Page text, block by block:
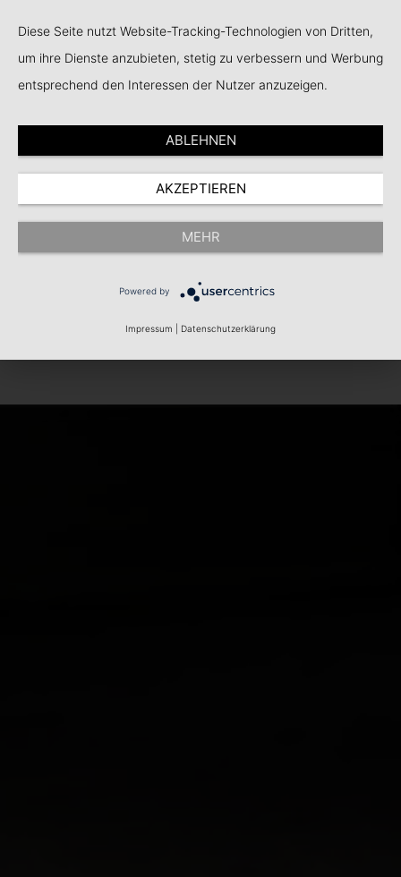
Akademie
Diese Seite nutzt Website-Tracking-Technologien von Dritten,
um ihre Dienste anzubieten, stetig zu verbessern und Werbung
entsprechend den Interessen der Nutzer anzuzeigen.
ABLEHNEN
AKZEPTIEREN
MEHR
Powered by
Impressum Datenschutzerklärung